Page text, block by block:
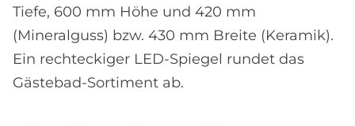
Tiefe, 600 mm Höhe und 420 mm
(Mineralguss) bzw. 430 mm Breite (Keramik).
Ein rechteckiger LED-Spiegel rundet das
Gästebad-Sortiment ab.